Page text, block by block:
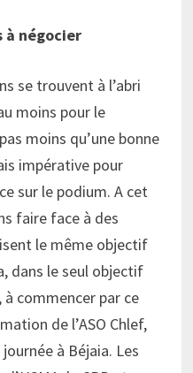
à négocier
se trouvent à l’abri
moins pour le
moins qu’une bonne
impérative pour
sur le podium. A cet
faire face à des
le même objectif
dans le seul objectif
commencer par ce
de l’ASO Chlef,
journée à Béjaia. Les